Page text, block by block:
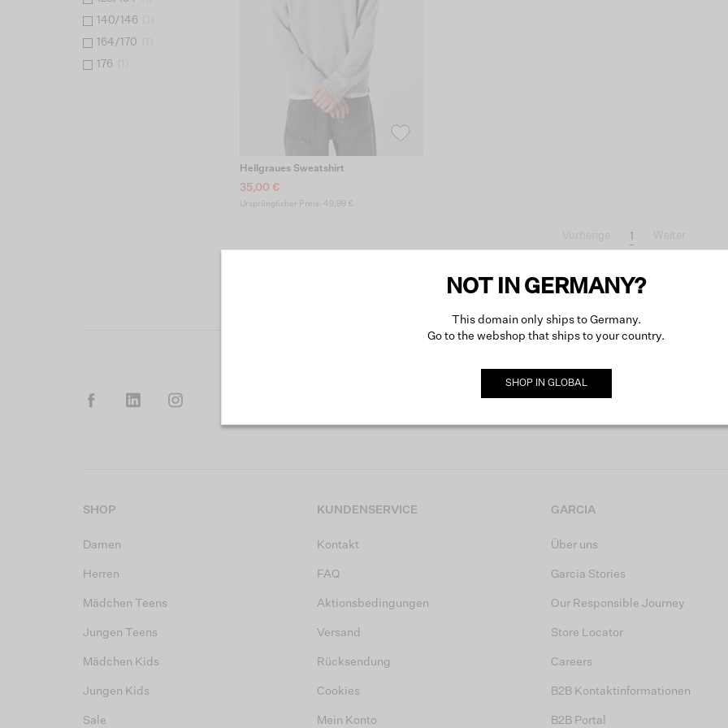
140/146
164/170
176
Hellgraues Sweatshirt
35,00 €
Ursprünglicher Preis: 49,99 €
1
MELDE DICH JETZT FÜR UNSEREN NEWSLETTER AN
SHOP
Damen
Herren
Mädchen Teens
Jungen Teens
Mädchen Kids
Jungen Kids
Sale
KUNDENSERVICE
Kontakt
FAQ
Aktionsbedingungen
Versand
Rücksendung
Cookies
Mein Konto
GARCIA
Über uns
Garcia Stories
Our Responsible Journey
Store Locator
Careers
B2B Kontaktinformationen
B2B Portal
NOT IN GERMANY?
This domain only ships to Germany.
Go to the webshop that ships to your country.
SHOP IN GLOBAL